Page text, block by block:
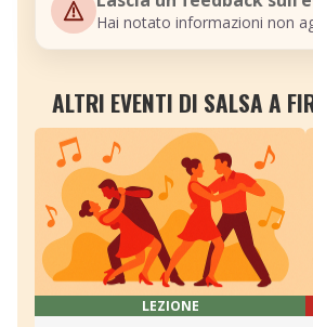
Hai notato informazioni non
ALTRI EVENTI DI SALSA A
LEZIONE